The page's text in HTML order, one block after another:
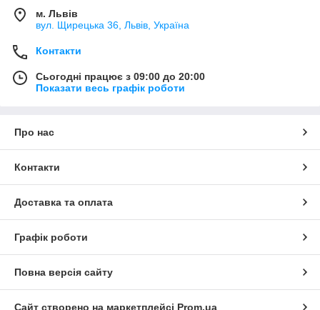
м. Львів
вул. Щирецька 36, Львів, Україна
Контакти
Сьогодні працює з 09:00 до 20:00
Показати весь графік роботи
Про нас
Контакти
Доставка та оплата
Графік роботи
Повна версія сайту
Сайт створено на маркетплейсі Prom.ua